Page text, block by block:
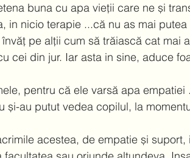
buna cu apa vieții care ne și
in nicio terapie ...că nu as mai
pe alții cum să trăiască cat mai
cei din jur. Iar asta in sine, aduce
pentru că ele varsă apa empatiei
și-au putut vedea copilul, la
acestea, de empatie și suport,